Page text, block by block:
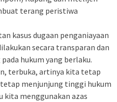
terang peristiwa
kasus dugaan penganiayaan
secara transparan dan
hukum yang berlaku.
terbuka, artinya kita tetap
menjunjung tinggi hukum
kita menggunakan azas